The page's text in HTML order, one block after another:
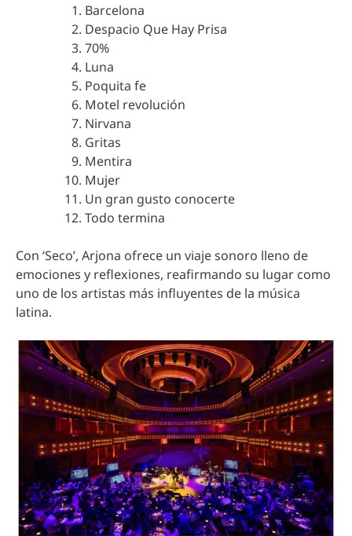
Barcelona
Despacio Que Hay Prisa
70%
Luna
Poquita fe
Motel revolución
Nirvana
Gritas
Mentira
Mujer
Un gran gusto conocerte
Todo termina
Con ‘Seco’, Arjona ofrece un viaje sonoro lleno de
emociones y reflexiones, reafirmando su lugar como
uno de los artistas más influyentes de la música
latina.